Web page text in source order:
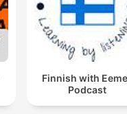
Finnish with
Podcast